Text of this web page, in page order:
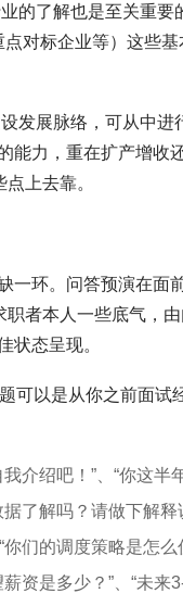
的了解也是至关重
对标企业等）这些
发展脉络，可从中
能力，重在扩产增收
上去靠。
一环。问答预演在面
职者本人一些底气，
状态呈现。
可以是从你之前面
介绍吧！”、“你这半
了解吗？请做下解释
们的调度策略是怎
资是多少？”、“未来